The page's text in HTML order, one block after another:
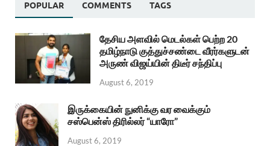
POPULAR COMMENTS TAGS
தேசிய அளவில் மெடல்கள் பெற்ற 20
தமிழ்நாடு குத்துச்சண்டை வீரர்களுடன்
அருண் விஜய்யின் திடீர் சந்திப்பு
August 6, 2019
இருக்கையின் நுனிக்கு வர வைக்கும்
சஸ்பென்ஸ் திரில்லர் “யாரோ”
August 6, 2019